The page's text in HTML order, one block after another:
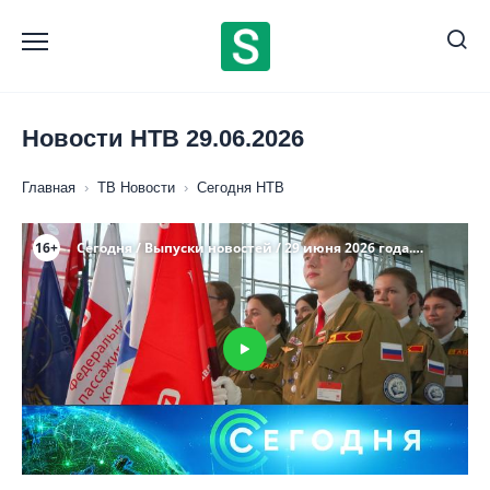
содержанию
Новости НТВ 29.06.2026
Главная › ТВ Новости › Сегодня НТВ